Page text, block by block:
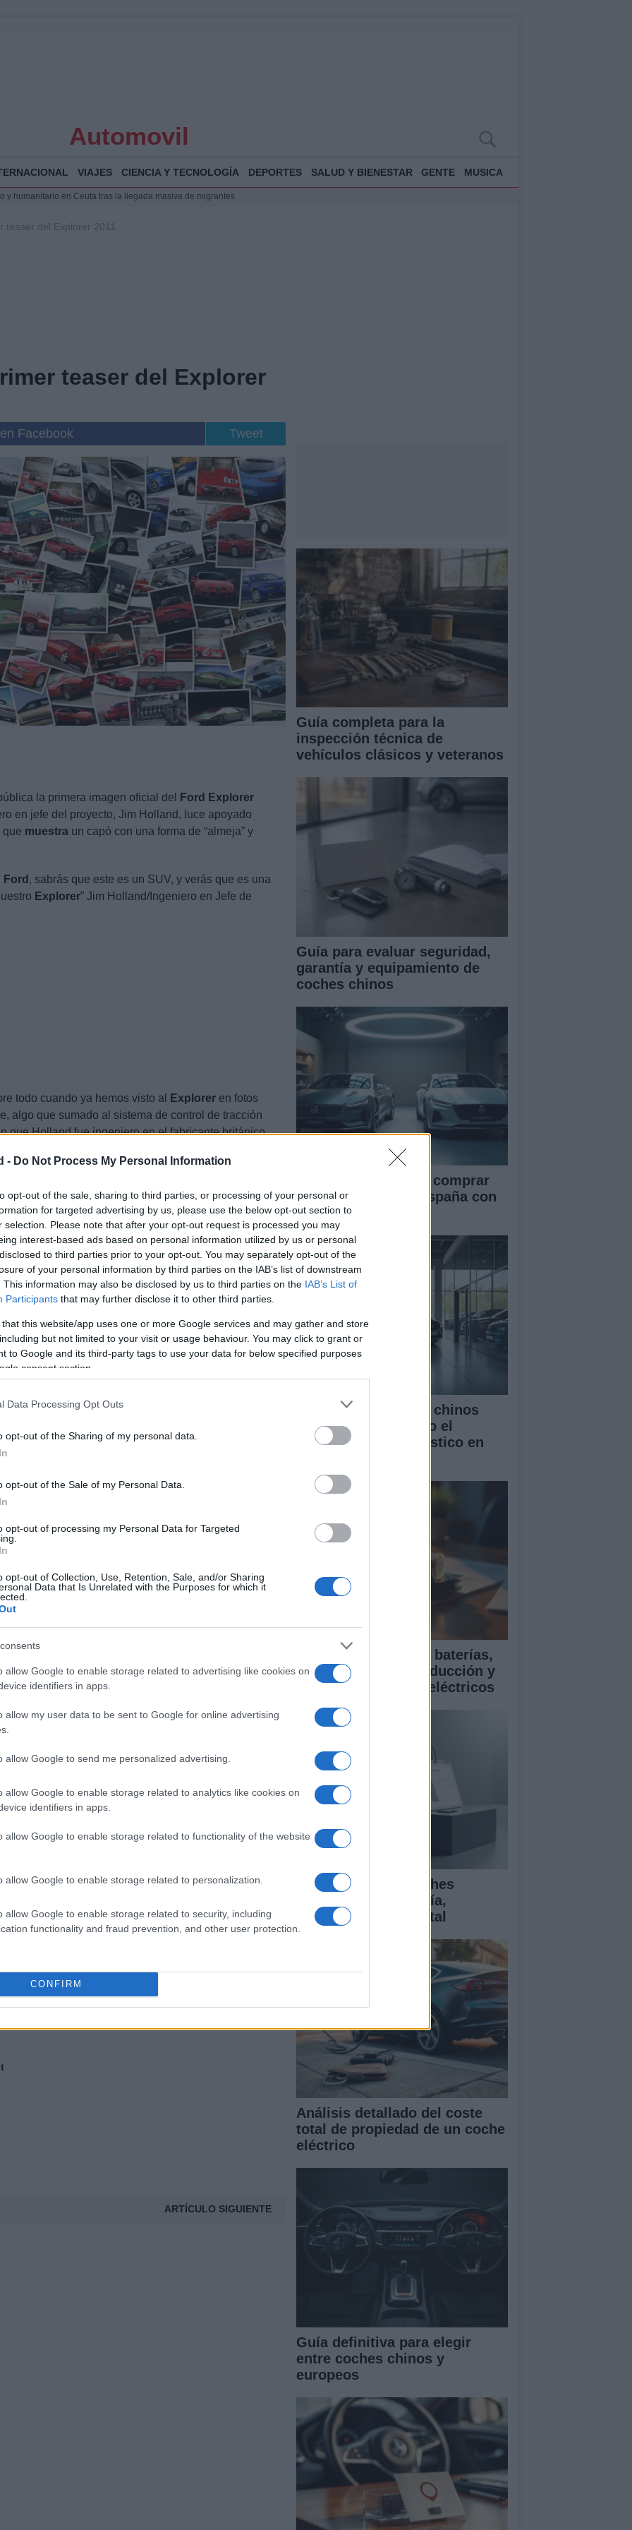
- Do Not Process My Personal Information
opt-out of the sale, sharing to third parties, or processing of your personal or
for targeted advertising by us, please use the below opt-out section to
selection. Please note that after your opt-out request is processed you may
interest-based ads based on personal information utilized by us or personal
to third parties prior to your opt-out. You may separately opt-out of the
of your personal information by third parties on the IAB’s list of downstream
This information may also be disclosed by us to third parties on the IAB’s List of
Participants that may further disclose it to other third parties.
that this website/app uses one or more Google services and may gather and store
but not limited to your visit or usage behaviour. You may click to grant or
to Google and its third-party tags to use your data for below specified purposes
consent section.
Data Processing Opt Outs
opt-out of the Sharing of my personal data.
opt-out of the Sale of my Personal Data.
opt-out of processing my Personal Data for Targeted
opt-out of Collection, Use, Retention, Sale, and/or Sharing
Data that Is Unrelated with the Purposes for which it
allow Google to enable storage related to advertising like cookies on
identifiers in apps.
allow my user data to be sent to Google for online advertising
allow Google to send me personalized advertising.
allow Google to enable storage related to analytics like cookies on
identifiers in apps.
allow Google to enable storage related to functionality of the website
allow Google to enable storage related to personalization.
allow Google to enable storage related to security, including
functionality and fraud prevention, and other user protection.
CONFIRM
Automovil
VIAJES CIENCIA Y TECNOLOGÍA DEPORTES SALUD Y BIENESTAR GENTE MUSICA
de Chamberí por 6,3 millones: detalles y controversias
Illa Plana: Menorca apuesta por el deporte náutico sostenible
del Explorer 2011
teaser del Explorer
Facebook Tweet
la primera imagen oficial del Ford Explorer
en jefe del proyecto, Jim Holland, luce apoyado
que muestra un capó con una forma de “almeja” y
Ford , sabrás que este es un SUV, y verás que es una
Explorer” Jim Holland/Ingeniero en Jefe de
todo cuando ya hemos visto al Explorer en fotos
algo que sumado al sistema de control de tracción
que Holland fue ingeniero en el fabricante británico
el nuevo
Rover, especialmente del LRX.
producción a finales de este año, llevará bajo el
de 2 litros y otro EcoBoost más potente, de 3.
y 474Nm de par máximo.
rendimiento de V6.
7 plazas, tracción integral como opcional.
en el Salón de Los Ángeles en Noviembre, su
súper ventas e interponerse en el camino del
al descubiertoVía
FORD ECOBOOST FORD EXPLORER
NUEVA EXPLORER NUEVA EXPLORER 2010
NUEVO EXPLORER 2012
ARTÍCULO SIGUIENTE
Guía completa para la
inspección técnica de
vehículos clásicos y veteranos
Guía para evaluar seguridad,
garantía y equipamiento de
coches chinos
Guía definitiva para comprar
coches chinos en España con
seguridad
Cómo los vehículos chinos
están transformando el
mercado automovilístico en
Guía para comparar baterías,
asistencias a la conducción y
garantía en coches eléctricos
Comparativa de coches
eléctricos: tecnología,
garantías y coste total
Análisis detallado del coste
total de propiedad de un coche
eléctrico
Guía definitiva para elegir
entre coches chinos y
europeos